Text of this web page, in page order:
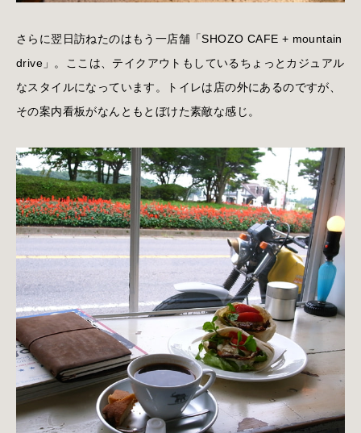
さらに翌日訪ねたのはもう一店舗「SHOZO CAFE + mountain
drive」。ここは、テイクアウトもしているちょっとカジュアル
なスタイルになっています。トイレは店の外にあるのですが、
その案内看板がなんともとぼけた素敵な感じ。